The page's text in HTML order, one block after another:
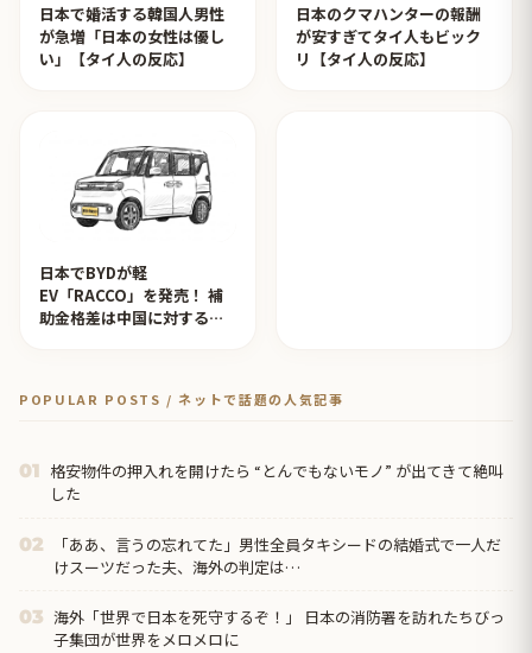
日本で婚活する韓国人男性
が急増「日本の女性は優し
い」【タイ人の反応】
日本のクマハンターの報酬
が安すぎてタイ人もビック
リ【タイ人の反応】
日本でBYDが軽
EV「RACCO」を発売！ 補
助金格差は中国に対するイ
POPULAR POSTS / ネットで話題の人気記事
01 格安物件の押入れを開けたら “とんでもないモノ” が出てきて絶叫
した
02
「ああ、言うの忘れてた」男性全員タキシードの結婚式で一人だ
けスーツだった夫、海外の判定は…
03 海外「世界で日本を死守するぞ！」 日本の消防署を訪れたちびっ
子集団が世界をメロメロに